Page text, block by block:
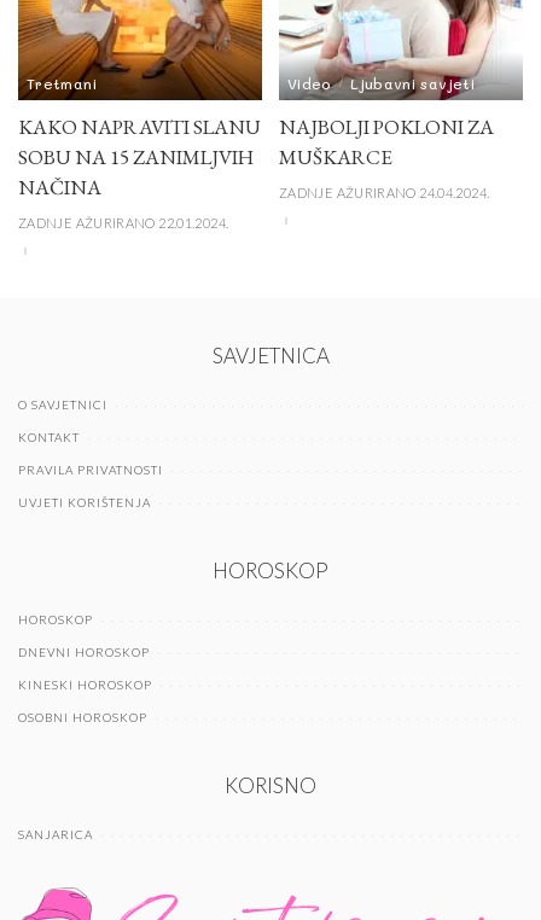
Tretmani
KAKO NAPRAVITI SLANU
SOBU NA 15 ZANIMLJVIH
NAČINA
ZADNJE AŽURIRANO 22.01.2024.
Video Ljubavni savjeti
NAJBOLJI POKLONI ZA
MUŠKARCE
ZADNJE AŽURIRANO 24.04.2024.
SAVJETNICA
O SAVJETNICI
KONTAKT
PRAVILA PRIVATNOSTI
UVJETI KORIŠTENJA
HOROSKOP
HOROSKOP
DNEVNI HOROSKOP
KINESKI HOROSKOP
OSOBNI HOROSKOP
KORISNO
SANJARICA